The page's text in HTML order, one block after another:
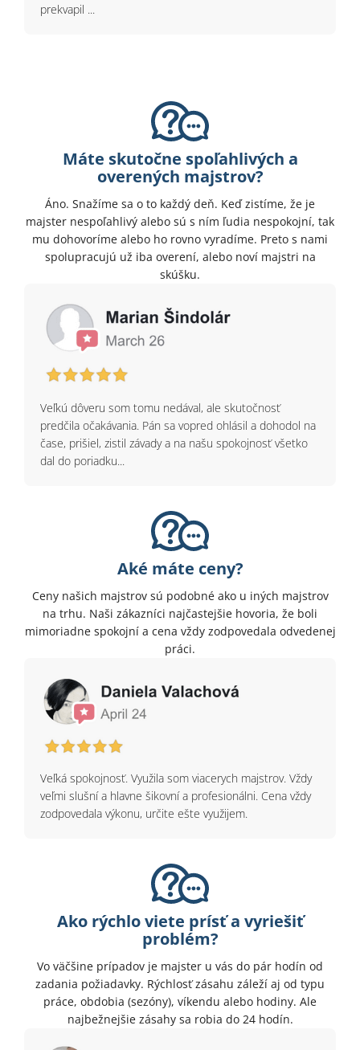
prekvapil ...
Máte skutočne spoľahlivých a
overených majstrov?
Áno. Snažíme sa o to každý deň. Keď zistíme, že je
majster nespoľahlivý alebo sú s ním ľudia nespokojní, tak
mu dohovoríme alebo ho rovno vyradíme. Preto s nami
spolupracujú už iba overení, alebo noví majstri na
skúšku.
Veľkú dôveru som tomu nedával, ale skutočnosť
predčila očakávania. Pán sa vopred ohlásil a dohodol na
čase, prišiel, zistil závady a na našu spokojnosť všetko
dal do poriadku...
Aké máte ceny?
Ceny našich majstrov sú podobné ako u iných majstrov
na trhu. Naši zákazníci najčastejšie hovoria, že boli
mimoriadne spokojní a cena vždy zodpovedala odvedenej
práci.
Veľká spokojnosť. Využila som viacerych majstrov. Vždy
veľmi slušní a hlavne šikovní a profesionálni. Cena vždy
zodpovedala výkonu, určite ešte využijem.
Ako rýchlo viete prísť a vyriešiť
problém?
Vo väčšine prípadov je majster u vás do pár hodín od
zadania požiadavky. Rýchlosť zásahu záleží aj od typu
práce, obdobia (sezóny), víkendu alebo hodiny. Ale
najbežnejšie zásahy sa robia do 24 hodín.